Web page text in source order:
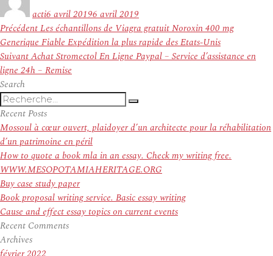
actile
6 avril 20196 avril 2019
Navigation
de
l’article
PrécédentArticle
précédent :
Les échantillons de Viagra gratuit Noroxin 400 mg
Generique Fiable Expédition la plus rapide des Etats-Unis
SuivantArticle
suivant :
Achat Stromectol En Ligne Paypal – Service d’assistance en
ligne 24h – Remise
Search
Recherche
pour
:
Recherche
Recent Posts
Mossoul à cœur ouvert, plaidoyer d’un architecte pour la réhabilitation
d’un patrimoine en péril
How to quote a book mla in an essay. Check my writing free.
WWW.MESOPOTAMIAHERITAGE.ORG
Buy case study paper
Book proposal writing service. Basic essay writing
Cause and effect essay topics on current events
Recent Comments
Archives